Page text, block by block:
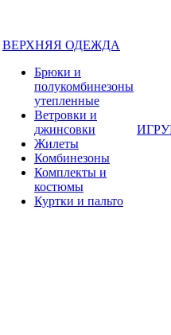
ВЕРХНЯЯ ОДЕЖДА
Брюки и
полукомбинезоны
утепленные
Ветровки и
джинсовки
Жилеты
Комбинезоны
Комплекты и
костюмы
Куртки и пальто